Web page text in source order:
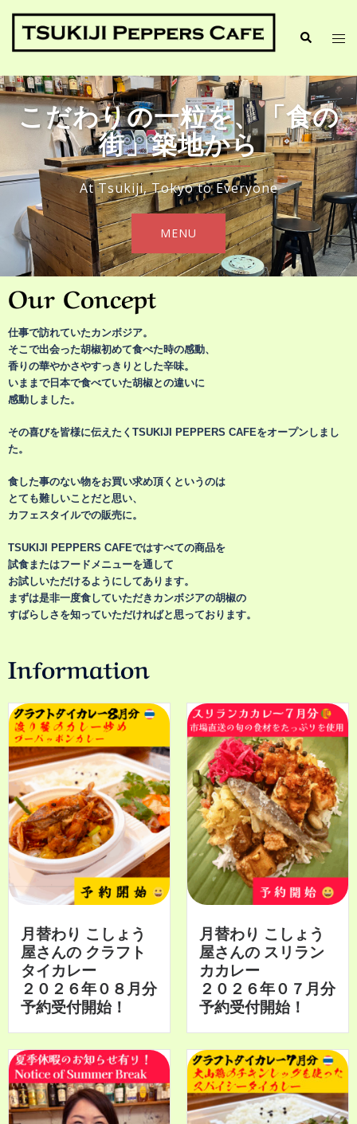
こだわりの一粒を、「食の
街」築地から
At Tsukiji, Tokyo to Everyone
MENU
Our Concept
仕事で訪れていたカンボジア。
そこで出会った胡椒初めて食べた時の感動、
香りの華やかさやすっきりとした辛味。
いままで日本で食べていた胡椒との違いに
感動しました。
その喜びを皆様に伝えたくTSUKIJI PEPPERS CAFEをオープンしまし
た。
食した事のない物をお買い求め頂くというのは
とても難しいことだと思い、
カフェスタイルでの販売に。
TSUKIJI PEPPERS CAFEではすべての商品を
試食またはフードメニューを通して
お試しいただけるようにしてあります。
まずは是非一度食していただきカンボジアの胡椒の
すばらしさを知っていただければと思っております。
Information
月替わり こしょう
屋さんの クラフト
タイカレー
２０２６年０８月分
予約受付開始！
月替わり こしょう
屋さんの スリラン
カカレー
２０２６年０７月分
予約受付開始！